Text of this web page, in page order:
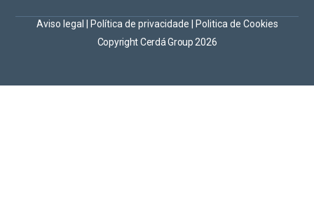
Copyright Cerdá Group 2026
Aviso legal Política de privacidade Politica de Cookies